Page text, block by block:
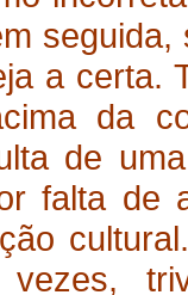
a certa.
da
de
falta de
vezes,